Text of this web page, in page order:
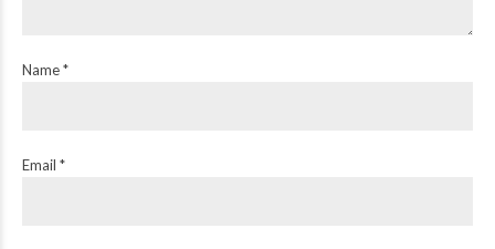
Name *
Email *